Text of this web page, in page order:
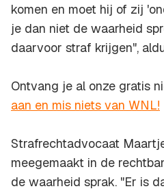
komen en moet hij of zij
je dan niet de waarheid
daarvoor straf krijgen",
Ontvang je al onze gratis
aan en mis niets van WNL!
Strafrechtadvocaat
meegemaakt in de
de waarheid sprak. "Er is